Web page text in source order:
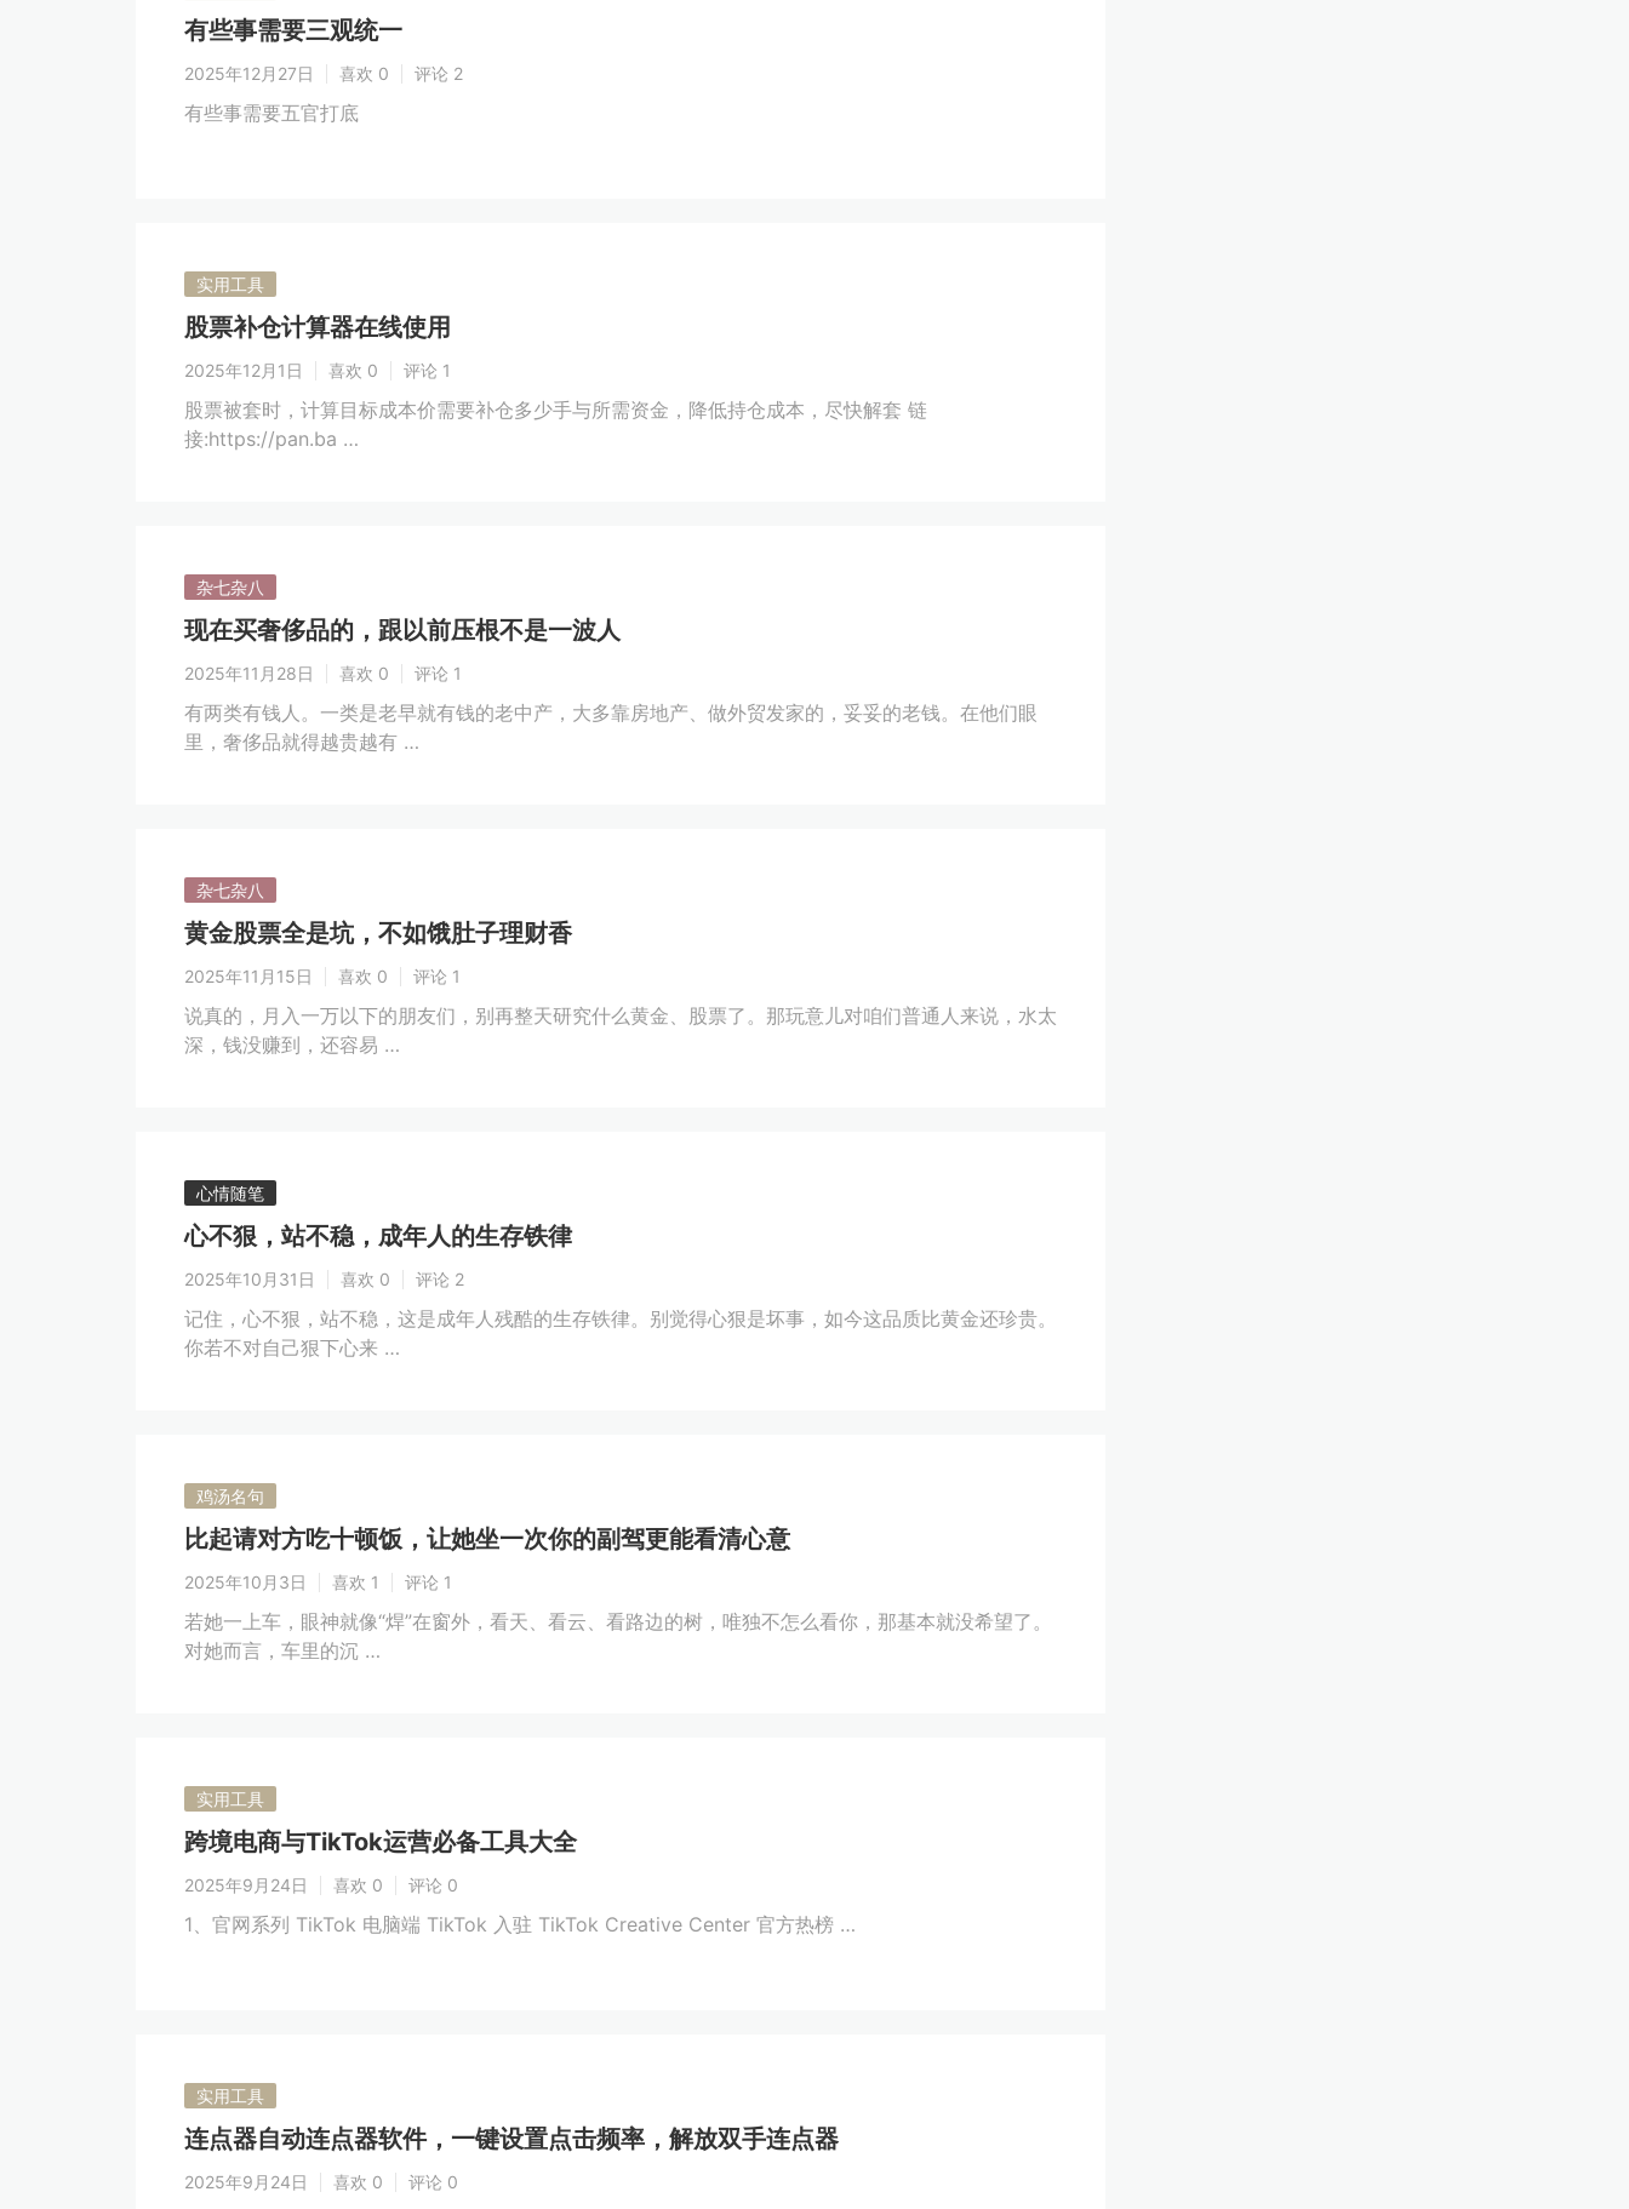
有些事需要三观统一
2025年12月27日 喜欢 0 评论 2
有些事需要五官打底
实用工具
股票补仓计算器在线使用
2025年12月1日 喜欢 0 评论 1
股票被套时，计算目标成本价需要补仓多少手与所需资金，降低持仓成本，尽快解套 链
接:https://pan.ba …
杂七杂八
现在买奢侈品的，跟以前压根不是一波人
2025年11月28日 喜欢 0 评论 1
有两类有钱人。一类是老早就有钱的老中产，大多靠房地产、做外贸发家的，妥妥的老钱。在他们眼
里，奢侈品就得越贵越有 …
杂七杂八
黄金股票全是坑，不如饿肚子理财香
2025年11月15日 喜欢 0 评论 1
说真的，月入一万以下的朋友们，别再整天研究什么黄金、股票了。那玩意儿对咱们普通人来说，水太
深，钱没赚到，还容易 …
心情随笔
心不狠，站不稳，成年人的生存铁律
2025年10月31日 喜欢 0 评论 2
记住，心不狠，站不稳，这是成年人残酷的生存铁律。别觉得心狠是坏事，如今这品质比黄金还珍贵。
你若不对自己狠下心来 …
鸡汤名句
比起请对方吃十顿饭，让她坐一次你的副驾更能看清心意
2025年10月3日 喜欢 1 评论 1
若她一上车，眼神就像“焊”在窗外，看天、看云、看路边的树，唯独不怎么看你，那基本就没希望了。
对她而言，车里的沉 …
实用工具
跨境电商与TikTok运营必备工具大全
2025年9月24日 喜欢 0 评论 0
1、官网系列 TikTok 电脑端 TikTok 入驻 TikTok Creative Center 官方热榜 …
实用工具
连点器自动连点器软件，一键设置点击频率，解放双手连点器
2025年9月24日 喜欢 0 评论 0